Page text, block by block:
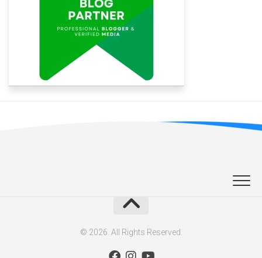
© 2026. All Rights Reserved.